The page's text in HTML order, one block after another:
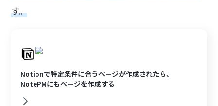
す。
Notionで特定条件に合うページが作成されたら、
NotePMにもページを作成する